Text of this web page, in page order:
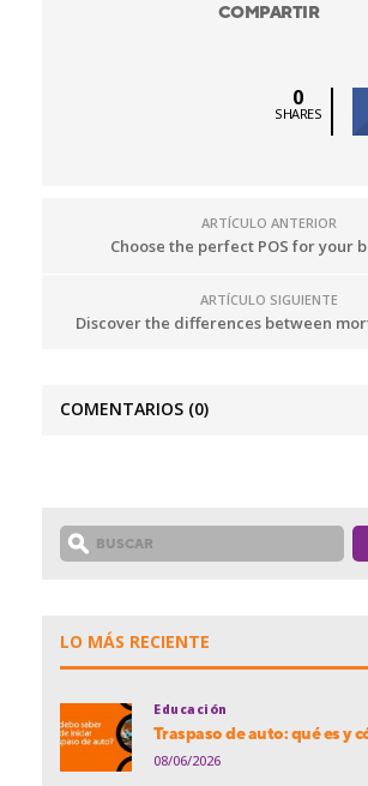
COMPARTIR
0
SHARES
ARTÍCULO ANTERIOR
Choose the perfect POS for your
ARTÍCULO SIGUIENTE
Discover the differences between
COMENTARIOS (0)
LO MÁS RECIENTE
Educación
Traspaso de auto: qué es y
08/06/2026